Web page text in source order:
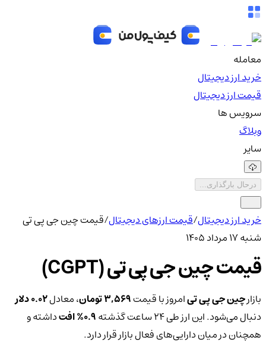
معامله
خرید ارز دیجیتال
قیمت ارز دیجیتال
سرویس ها
وبلاگ
سایر
درحال بارگذاری...
خرید ارز دیجیتال/قیمت ارزهای دیجیتال/قیمت چین جی پی تی
شنبه ۱۷ مرداد ۱۴۰۵
قیمت چین جی پی تی (CGPT)
بازارچین جی پی تیامروز با قیمت3,569 تومان ، معادل0.02 دلار
دنبال می‌شود. این ارز طی ۲۴ ساعت گذشته
0.9% افتداشته و
همچنان در میان دارایی‌های فعال بازار قرار دارد.